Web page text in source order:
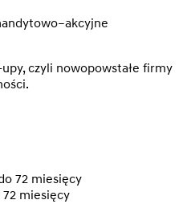
czyli nowopowstałe firmy
72 miesięcy
miesięcy